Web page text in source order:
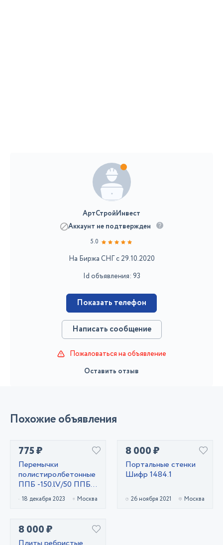
АртСтройИнвест
Аккаунт не подтвержден
5.0
На Биржа СНГ с 29.10.2020
Id объявления: 93
Показать телефон
Написать сообщение
Пожаловаться на объявление
Оставить отзыв
Похожие объявления
775 ₽
Перемычки
полистиролбетонные
ППБ -150.lV/50 ППБ
-180.l/50 ППБ
-180lV/50 Д400
18 декабря 2023 Москва
8 000 ₽
Портальные стенки
Шифр 1484.1
26 ноября 2021 Москва
8 000 ₽